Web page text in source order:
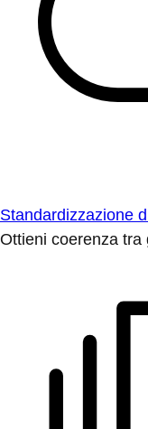
Standardizzazione
Ottieni coerenza tra